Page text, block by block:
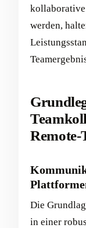
werden,
Remote-
Die
in einer